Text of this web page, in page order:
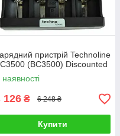
пристрій Technoline
(BC3500) Discounted
наявності
126 ₴ 6 248 ₴
Купити